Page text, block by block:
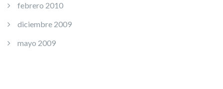
febrero 2010
diciembre 2009
mayo 2009